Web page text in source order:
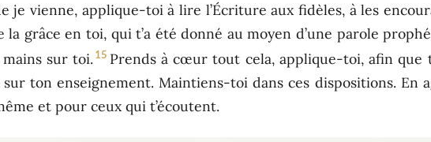
je vienne, applique-toi à lire l’Écriture aux fidèles, à les
la grâce en toi, qui t’a été donné au moyen d’une parole
sur toi. 15 Prends à cœur tout cela, applique-toi, afin que
ton enseignement. Maintiens-toi dans ces dispositions. En
et pour ceux qui t’écoutent.